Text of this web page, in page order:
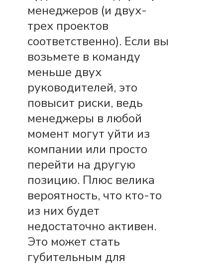
менеджеров (и двух-
трех проектов
соответственно). Если вы
возьмете в команду
меньше двух
руководителей, это
повысит риски, ведь
менеджеры в любой
момент могут уйти из
компании или просто
перейти на другую
позицию. Плюс велика
вероятность, что кто-то
из них будет
недостаточно активен.
Это может стать
губительным для